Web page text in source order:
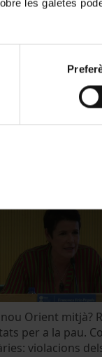
les galetes
Metges sense
Orient mitjà?
per a la pau.
violacions